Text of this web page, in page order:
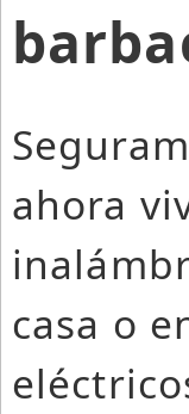
ahora
casa o